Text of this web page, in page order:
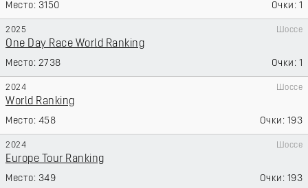
3150 1
2025 Шоссе
One Day Race World Ranking
2738 1
2024 Шоссе
World Ranking
458 193
2024 Шоссе
Europe Tour Ranking
349 193